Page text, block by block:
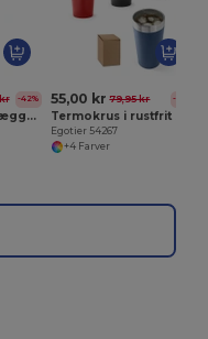
-42%
SUMA Dobbeltvægget tumbler 1200 ml
55,00 kr 79,95 kr -31%
Egotier 54267
+4 Farver